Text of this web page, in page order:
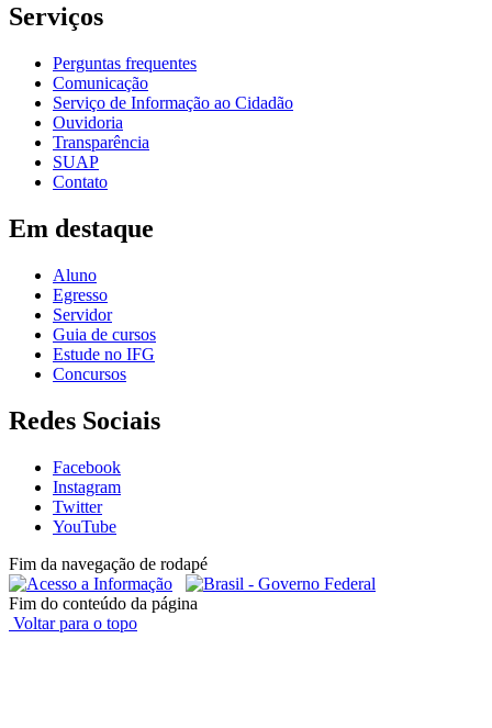
Serviços
Perguntas frequentes
Comunicação
Serviço de Informação ao Cidadão
Ouvidoria
Transparência
SUAP
Contato
Em destaque
Aluno
Egresso
Servidor
Guia de cursos
Estude no IFG
Concursos
Redes Sociais
Facebook
Instagram
Twitter
YouTube
Fim da navegação de rodapé
Fim do conteúdo da página
Voltar para o topo